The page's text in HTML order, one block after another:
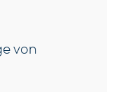
von